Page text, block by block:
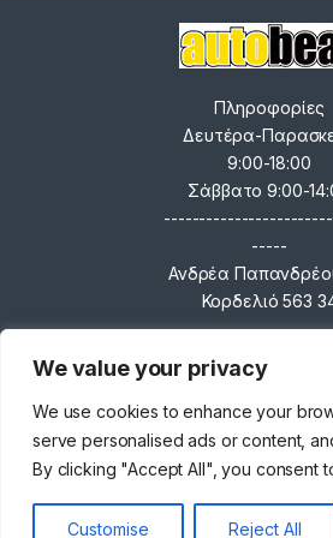
We value your privacy
We use cookies to enhance your
serve personalised ads or content,
By clicking "Accept All", you consent
Customise Reject All
Πληροφορίες
Δευτέρα-
9:00-18:00
Σάββατο 9:00-
-----
Ανδρέα
Κορδελιό 563
-